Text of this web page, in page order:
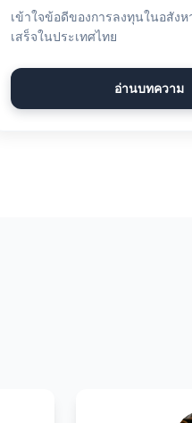
เข้าใจข้อดีของการลงทุนในอสัง
เสร็จในประเทศไทย
อ่านบทความ